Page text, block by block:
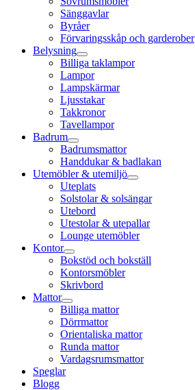
Sänggavlar
Byråer
Förvaringsskåp och garderober
Belysning
Billiga taklampor
Lampor
Lampskärmar
Ljusstakar
Takkronor
Tavellampor
Badrum
Badrumsmattor
Handdukar & badlakan
Utemöbler & utemiljö
Uteplats
Solstolar & solsängar
Utebord
Utestolar & utepallar
Lounge utemöbler
Kontor
Bokstöd och bokställ
Kontorsmöbler
Skrivbord
Mattor
Billiga mattor
Dörrmattor
Orientaliska mattor
Runda mattor
Vardagsrumsmattor
Speglar
Blogg